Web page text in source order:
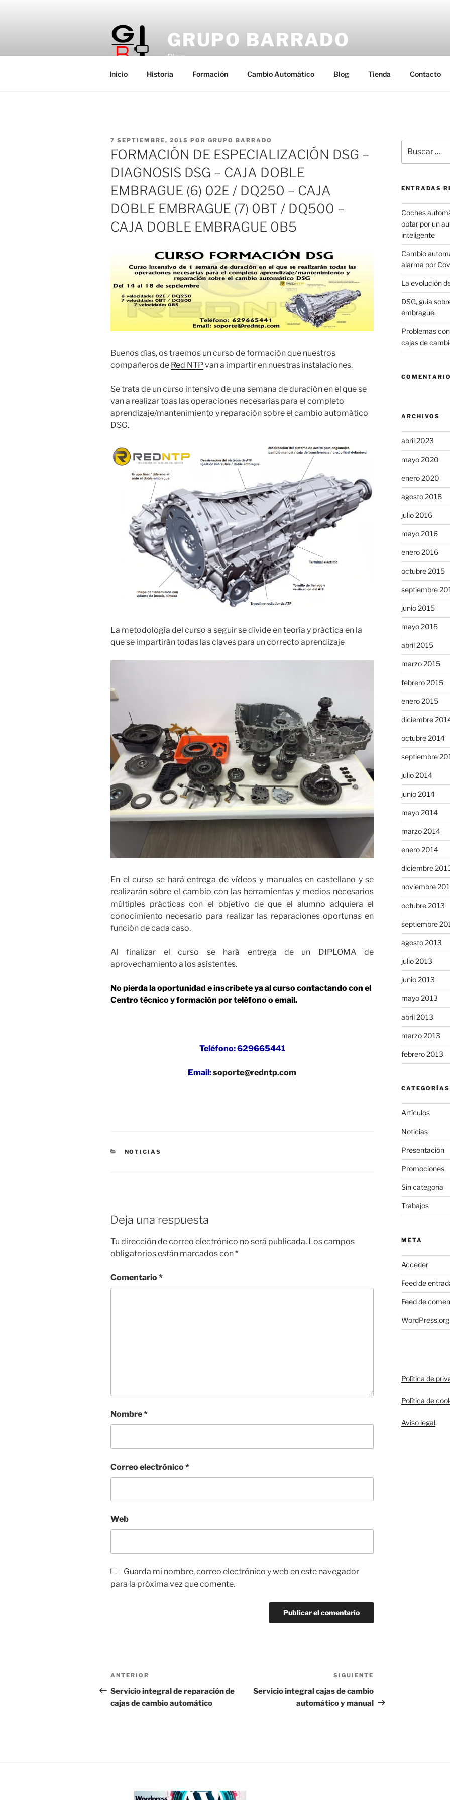
GRUPO BARRADO
Blog
Inicio Historia Formación Cambio Automático Blog Tienda Contacto
PUBLICADO
EL
7 SEPTIEMBRE, 2015 POR GRUPO BARRADO
FORMACIÓN DE ESPECIALIZACIÓN DSG –
DIAGNOSIS DSG – CAJA DOBLE
EMBRAGUE (6) 02E / DQ250 – CAJA
DOBLE EMBRAGUE (7) 0BT / DQ500 –
CAJA DOBLE EMBRAGUE 0B5
Buenos días, os traemos un curso de formación que nuestros
compañeros de Red NTPvan a impartir en nuestras instalaciones.
Se trata de un curso intensivo de una semana de duración en el que se
van a realizar toas las operaciones necesarias para el completo
aprendizaje/mantenimiento y reparación sobre el cambio automático
DSG.
La metodología del curso a seguir se divide en teoría y práctica en la
que se impartirán todas las claves para un correcto aprendizaje
En el curso se hará entrega de vídeos y manuales en castellano y se
realizarán sobre el cambio con las herramientas y medios necesarios
múltiples prácticas con el objetivo de que el alumno adquiera el
conocimiento necesario para realizar las reparaciones oportunas en
función de cada caso.
Al finalizar el curso se hará entrega de un DIPLOMA de
aprovechamiento a los asistentes.
No pierda la oportunidad e inscribete ya al curso contactando con el
Centro técnico y formación por teléfono o email.
Teléfono: 629665441
Email:soporte@redntp.com
CATEGORÍAS
NOTICIAS
Deja una respuesta
Tu dirección de correo electrónico no será publicada. Los campos
obligatorios están marcados con*
Comentario*
Nombre*
Correo electrónico*
Web
Guarda mi nombre, correo electrónico y web en este navegador
para la próxima vez que comente.
Navegación
de
entradas
Entrada
anterior:
ANTERIOR
Servicio integral de reparación de
cajas de cambio automático
entrada
SIGUIENTE
Servicio integral cajas de cambio
automático y manual
por:
ENTRADAS
Coches
optar por un
inteligente
Cambio
alarma por
La evolución
DSG, guia
embrague.
Problemas
cajas de
ARCHIVOS
abril 2023
mayo 2020
enero 2020
agosto 2018
julio 2016
mayo 2016
enero 2016
octubre 2015
septiembre
junio 2015
mayo 2015
abril 2015
marzo 2015
febrero 2015
enero 2015
diciembre
octubre 2014
septiembre
julio 2014
junio 2014
mayo 2014
marzo 2014
enero 2014
diciembre
noviembre
octubre 2013
septiembre
agosto 2013
julio 2013
junio 2013
mayo 2013
abril 2013
marzo 2013
febrero 2013
CATEGORÍAS
Artículos
Noticias
Presentación
Promociones
Sin categoría
Trabajos
META
Acceder
Feed de
Feed de
WordPress.org
Política de
Política de
Aviso legal.